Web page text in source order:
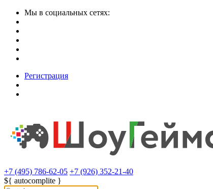
Мы в социальных сетях:
Регистрация
+7 (495) 786-62-05 +7 (926) 352-21-40
${ autocomplite }